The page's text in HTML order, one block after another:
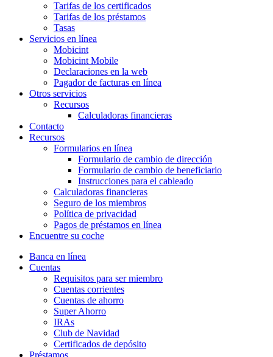
Tarifas de los certificados
Tarifas de los préstamos
Tasas
Servicios en línea
Mobicint
Mobicint Mobile
Declaraciones en la web
Pagador de facturas en línea
Otros servicios
Recursos
Calculadoras financieras
Contacto
Recursos
Formularios en línea
Formulario de cambio de dirección
Formulario de cambio de beneficiario
Instrucciones para el cableado
Calculadoras financieras
Seguro de los miembros
Política de privacidad
Pagos de préstamos en línea
Encuentre su coche
Banca en línea
Cuentas
Requisitos para ser miembro
Cuentas corrientes
Cuentas de ahorro
Super Ahorro
IRAs
Club de Navidad
Certificados de depósito
Préstamos